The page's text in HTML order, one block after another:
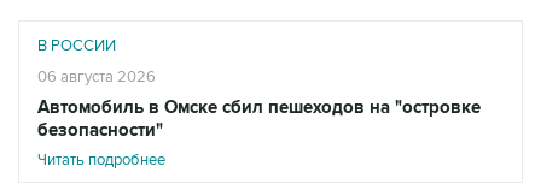
В РОССИИ
06 августа 2026
Автомобиль в Омске сбил пешеходов на "островке
безопасности"
Читать подробнее